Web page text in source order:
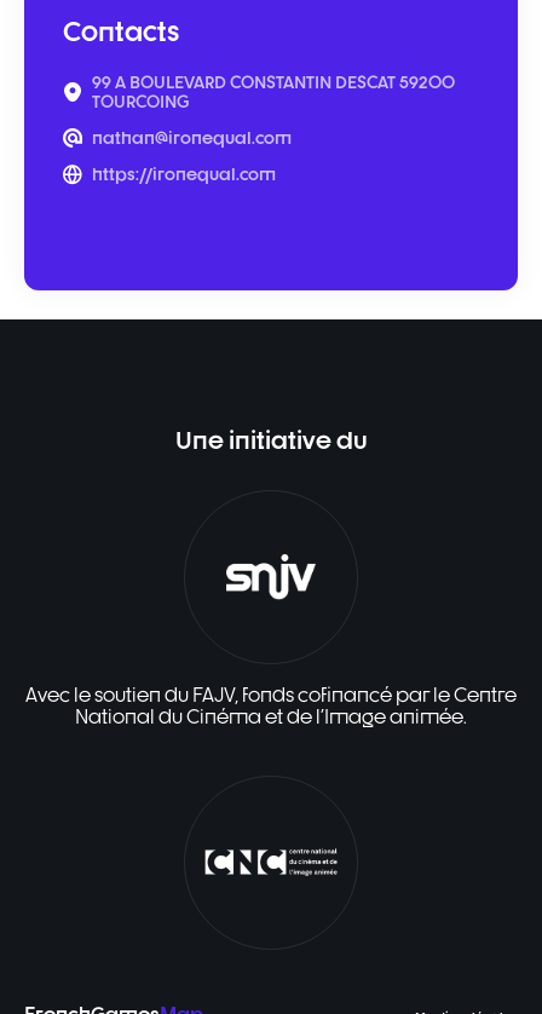
Contacts
99 A BOULEVARD CONSTANTIN DESCAT 59200
TOURCOING
nathan@ironequal.com
https://ironequal.com
Une initiative du
Avec le soutien du FAJV, fonds cofinancé par le Centre
National du Cinéma et de l'Image animée.